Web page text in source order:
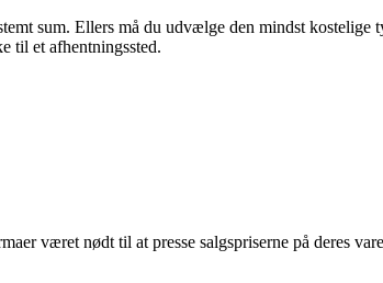
sum. Ellers må du udvælge den mindst kostelige
til et afhentningssted.
været nødt til at presse salgspriserne på deres